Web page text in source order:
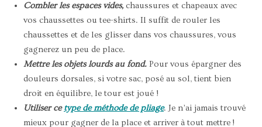
Combler les espaces vides, chaussures et chapeaux avec
vos chaussettes ou tee-shirts. Il suffit de rouler les
chaussettes et de les glisser dans vos chaussures, vous
gagnerez un peu de place.
Mettre les objets lourds au fond. Pour vous épargner des
douleurs dorsales, si votre sac, posé au sol, tient bien
droit en équilibre, le tour est joué !
Utiliser cetype de méthode de pliage. Je n’ai jamais trouvé
mieux pour gagner de la place et arriver à tout mettre !